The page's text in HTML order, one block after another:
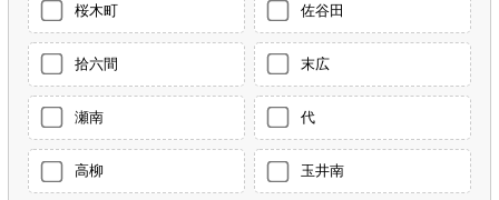
桜木町 佐谷田
拾六間 末広
瀬南 代
高柳 玉井南